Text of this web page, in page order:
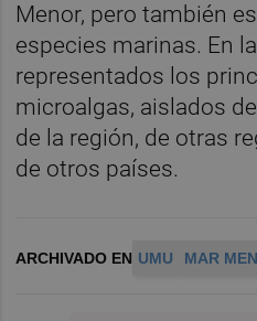
Menor, pero también
especies marinas. En
representados los
microalgas, aislados
de la región, de otras
de otros países.
ARCHIVADO EN UMU MAR